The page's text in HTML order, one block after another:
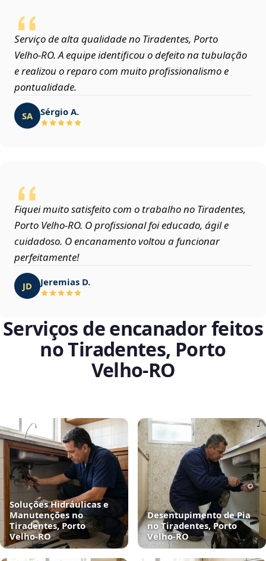
Serviço de alta qualidade no Tiradentes, Porto
Velho‑RO. A equipe identificou o defeito na tubulação
e realizou o reparo com muito profissionalismo e
pontualidade.
SA Sérgio A.
Fiquei muito satisfeito com o trabalho no Tiradentes,
Porto Velho‑RO. O profissional foi educado, ágil e
cuidadoso. O encanamento voltou a funcionar
perfeitamente!
JD Jeremias D.
Serviços de encanador feitos
no Tiradentes, Porto
Velho‑RO
Soluções Hidráulicas e
Manutenções no
Tiradentes, Porto
Velho‑RO
Desentupimento de Pia
no Tiradentes, Porto
Velho‑RO